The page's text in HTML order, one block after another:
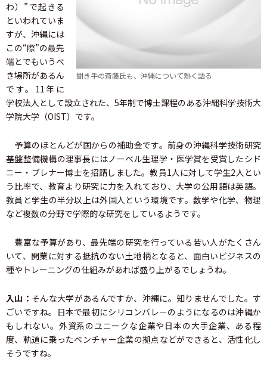
聞き手の斎藤氏も、沖縄について熱く語る
わ）”で起きる
といわれていま
すが、沖縄には
この“際”の最先
端とでもいうべ
き場所があるん
です。11年に
学校法人として設立された、5年制で博士課程のある沖縄科学技術大
学院大学（OIST）です。
予算のほとんどが国からの補助金です。前身の沖縄科学技術研究
基盤整備機構の理事長にはノーベル生理学・医学賞を受賞したシド
ニー・ブレナー博士を招請しました。教員1人に対して学生2人とい
う比率で、教育より研究に力を入れており、大学の公用語は英語。
教員と学生の半分以上は外国人という環境です。数学や化学、物理
など複数の分野で学際的な研究をしているようです。
豊富な予算があり、最先端の研究を行っている若い人がたくさん
いて、開業に対する抵抗のない土地柄となると、面白いビジネスの
種やトレーニングの仕組みがあれば盛り上がるでしょうね。
入山： そんな大学があるんですか、沖縄に。知りませんでした。す
ごいですね。日本で最初にシリコンバレーのようになるのは沖縄か
もしれない。外資系のユニークな企業や日本の大手企業、ある程
度、軌道に乗ったベンチャー企業の拠点などができると、活性化し
そうですね。